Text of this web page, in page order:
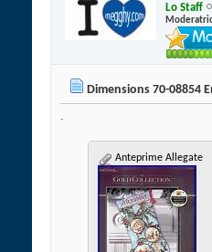
Lo Staff
Dimensions 70-08854
.
Anteprime Allegate